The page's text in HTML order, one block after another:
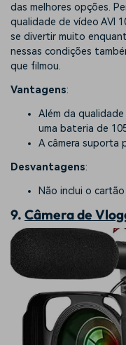
das melhores opções.
qualidade de vídeo AVI
se divertir muito
nessas condições
que filmou.
Vantagens:
Além da
uma bateria de
A câmera suporta
Desvantagens:
Não inclui o
9. Câmera de